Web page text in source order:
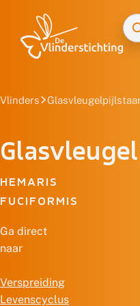
Vlinders
HEMARIS
FUCIFORMIS
Ga direct
naar
Verspreiding
Levenscyclus